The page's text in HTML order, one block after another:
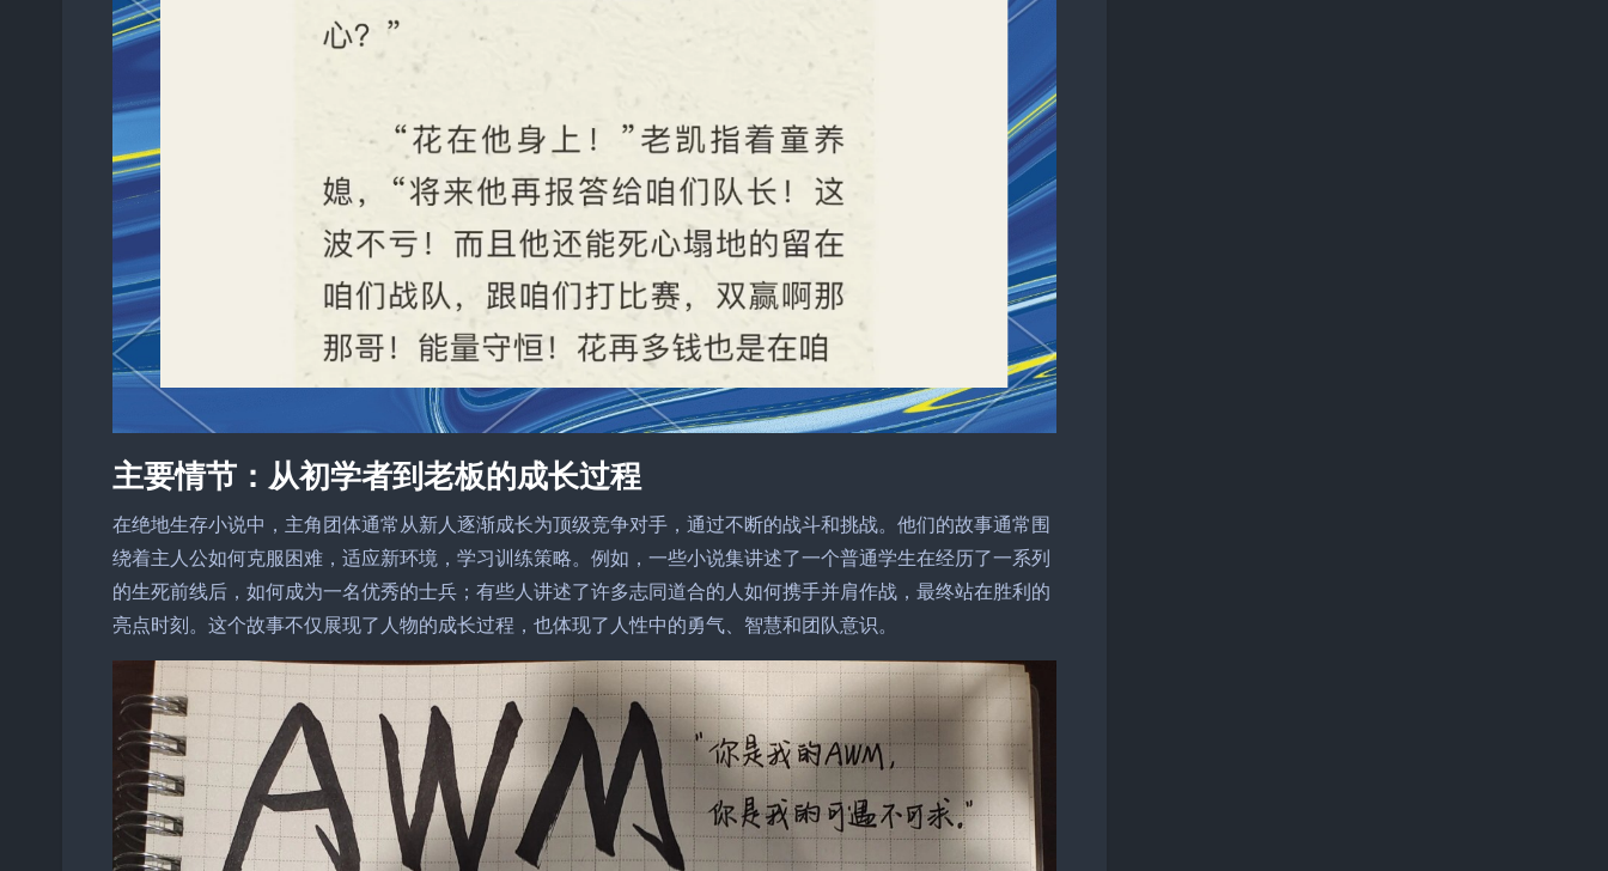
主要情节：从初学者到老板的成长过程
在绝地生存小说中，主角团体通常从新人逐渐成长为顶级竞争对手，通过不断的战斗和挑战。他们的故事通常围
绕着主人公如何克服困难，适应新环境，学习训练策略。例如，一些小说集讲述了一个普通学生在经历了一系列
的生死前线后，如何成为一名优秀的士兵；有些人讲述了许多志同道合的人如何携手并肩作战，最终站在胜利的
亮点时刻。这个故事不仅展现了人物的成长过程，也体现了人性中的勇气、智慧和团队意识。